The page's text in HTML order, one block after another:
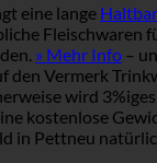
eine lange
Fleischwaren
» Mehr Info –
den Vermerk
wird
kostenlose
in Pettneu